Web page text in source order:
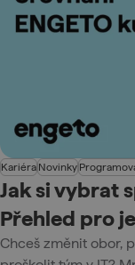
Kariéra Novinky
Jak si vybrat
Přehled pro
Chceš změnit obor,